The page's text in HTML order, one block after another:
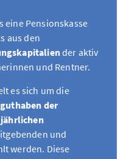
eine Pensionskasse
aus den
der aktiv
und Rentner.
es sich um die
der
und
werden. Diese